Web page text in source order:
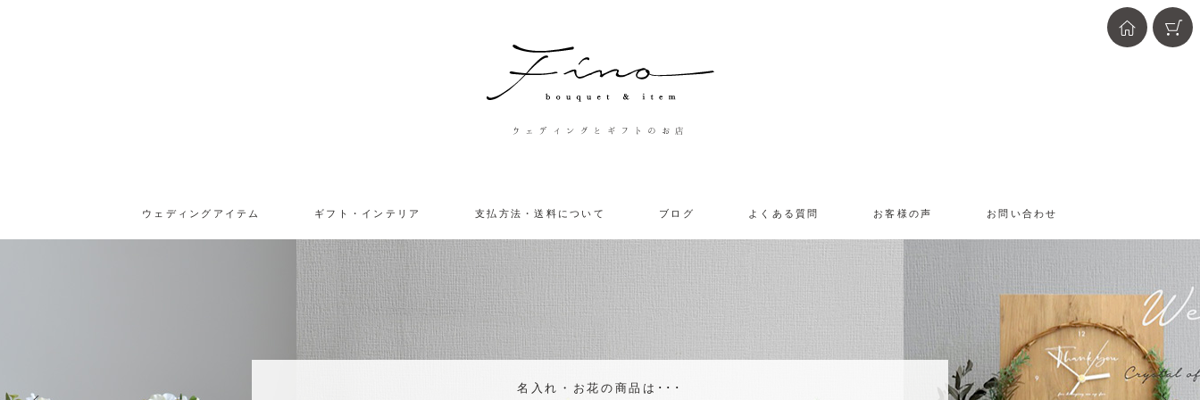
ウェディングとギフトのお店
ウェディングアイテム ギフト・インテリア 支払方法・送料について ブログ よくある質問 お客様の声 お問い合わせ
名入れ・お花の商品は･･･